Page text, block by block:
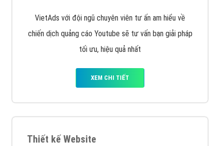
VietAds với đội ngũ chuyên viên tư ấn am hiểu về
chiến dịch quảng cáo Youtube sẽ tư vấn bạn giải pháp
tối ưu, hiệu quả nhất
XEM CHI TIẾT
Thiết kế Website